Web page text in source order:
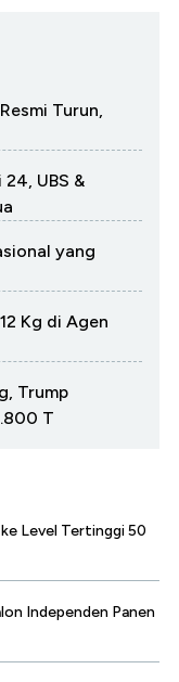
Turun,
UBS &
yang
Kg di Agen
Trump
T
ke Level Tertinggi 50
Independen Panen